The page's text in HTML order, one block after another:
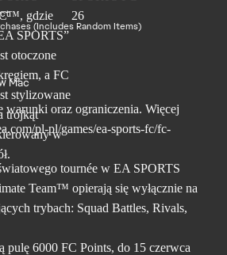
(Includes Random Items)
Mac
warunki oraz ograniczenia. Więcej
pl-pl/games/ea-sports-fc/fc-
tournée w EA SPORTS
Team™ opierają się wyłącznie na
trybach: Squad Battles, Rivals,
pulę 6000 FC Points, do 15 czerwca